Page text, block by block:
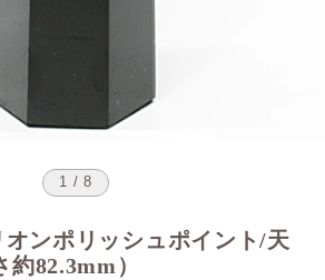
1 / 8
ンポリッシュポイント/天
82.3mm）